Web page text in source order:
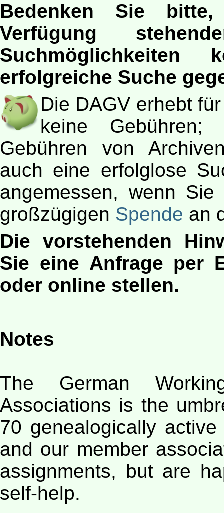
Bedenken Sie
Verfügung
erfolgreiche Suche
Die DAGV erhebt
keine Gebühren;
Gebühren von
auch eine erfolglose
angemessen, wenn
großzügigen Spende an
Die vorstehenden
Sie eine Anfrage per
oder online stellen.
Notes
The German
Associations is the
70 genealogically
and our member
assignments, but are
self-help.